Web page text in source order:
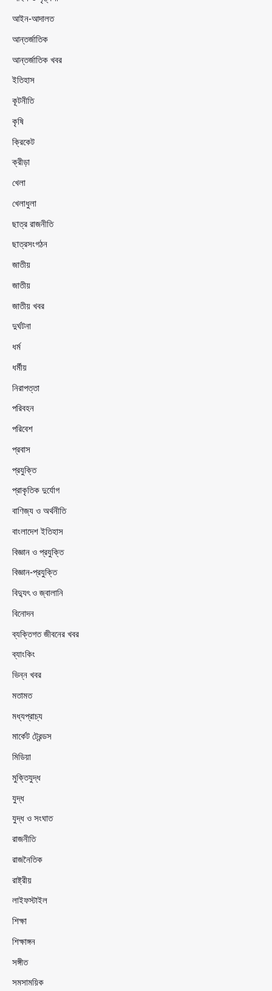
আইন-আদালত
আন্তর্জাতিক
আন্তর্জাতিক খবর
ইতিহাস
কূটনীতি
কৃষি
ক্রিকেট
ক্রীড়া
খেলা
খেলাধুলা
ছাত্র রাজনীতি
ছাত্রসংগঠন
জাতীয়
জাতীয়
জাতীয় খবর
দুর্ঘটনা
ধর্ম
ধর্মীয়
নিরাপত্তা
পরিবহন
পরিবেশ
প্রবাস
প্রযুক্তি
প্রাকৃতিক দুর্যোগ
বাণিজ্য ও অর্থনীতি
বাংলাদেশ ইতিহাস
বিজ্ঞান ও প্রযুক্তি
বিজ্ঞান-প্রযুক্তি
বিদ্যুৎ ও জ্বালানি
বিনোদন
ব্যক্তিগত জীবনের খবর
ব্যাংকিং
ভিন্ন খবর
মতামত
মধ্যপ্রাচ্য
মার্কেট ট্রেন্ডস
মিডিয়া
মুক্তিযুদ্ধ
যুদ্ধ
যুদ্ধ ও সংঘাত
রাজনীতি
রাজনৈতিক
রাষ্ট্রীয়
লাইফস্টাইল
শিক্ষা
শিক্ষাঙ্গন
সঙ্গীত
সমসাময়িক